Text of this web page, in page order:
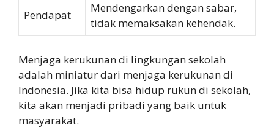
Pendapat
Mendengarkan dengan sabar,
tidak memaksakan kehendak.
Menjaga kerukunan di lingkungan sekolah
adalah miniatur dari menjaga kerukunan di
Indonesia. Jika kita bisa hidup rukun di sekolah,
kita akan menjadi pribadi yang baik untuk
masyarakat.